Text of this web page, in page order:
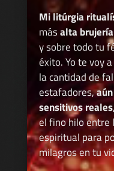
Mi litúrgia
másalta
y sobre todo tu
éxito. Yo te voy
la cantidad de
estafadores,
sensitivos reales
el fino hilo entre
espiritual para
milagros en tu